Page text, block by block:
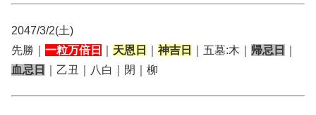
2047/3/2(土)
先勝｜ 一粒万倍日 天恩日 神吉日 ｜五墓:木｜ 帰忌日
血忌日
｜乙丑｜八白｜閉｜柳